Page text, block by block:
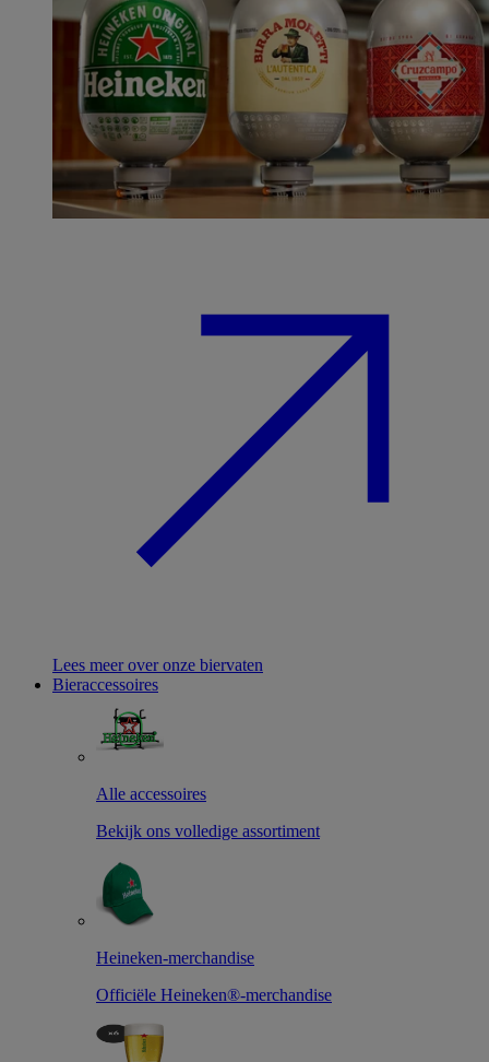
Lees meer over onze biervaten
Bieraccessoires
Alle accessoires
Bekijk ons volledige assortiment
Heineken-merchandise
Officiële Heineken®-merchandise